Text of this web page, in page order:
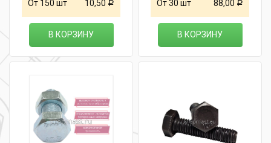
От 150 шт 10,50 Р
В КОРЗИНУ
От 30 шт 88,00 Р
В КОРЗИНУ